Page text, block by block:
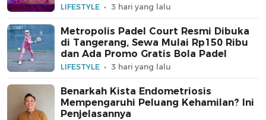
LIFESTYLE 3 hari yang lalu
Metropolis Padel Court Resmi Dibuka
di Tangerang, Sewa Mulai Rp150 Ribu
dan Ada Promo Gratis Bola Padel
LIFESTYLE 3 hari yang lalu
Benarkah Kista Endometriosis
Mempengaruhi Peluang Kehamilan? Ini
Penjelasannya